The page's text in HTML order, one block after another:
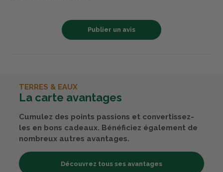
Publier un avis
TERRES & EAUX
La carte avantages
Cumulez des points passions et convertissez-
les en bons cadeaux. Bénéficiez également de
nombreux autres avantages.
Découvrez tous ses avantages